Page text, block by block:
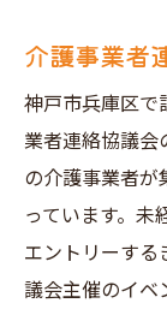
介護事業者
神戸市兵庫区で
業者連絡協議会
の介護事業者が
っています。未
エントリーする
議会主催のイベ